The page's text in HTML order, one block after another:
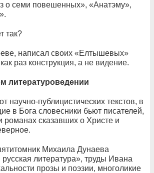
о семи повешенных», «Анатэму»,
так?
написал своих «Елтышевых»
раз конструкция, а не видение.
литературоведении
научно-публицистических текстов, в
в Бога словесники бьют писателей,
романах сказавших о Христе и
Михаила Дунаева
литература», труды Ивана
прозы и поэзии, многоликие